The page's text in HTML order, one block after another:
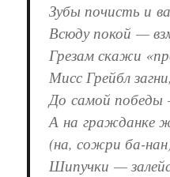
Зубы почисть и
Всюду покой —
Грезам скажи
Мисс Грейбл
До самой
А на гражданке
(на, сожри ба-
Шипучки —